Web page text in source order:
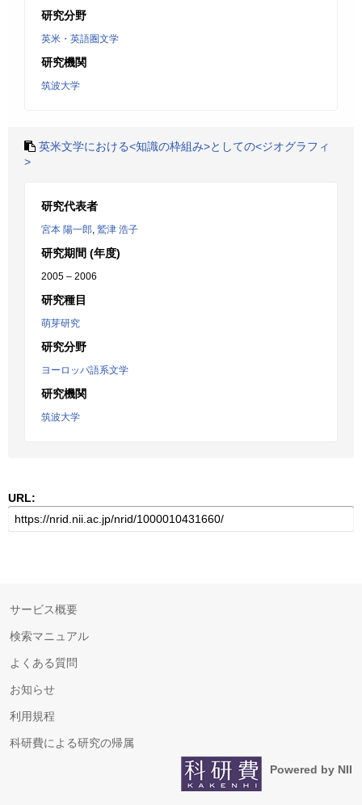
研究分野
英米・英語圏文学
研究機関
筑波大学
英米文学における<知識の枠組み>としての<ジオグラフィ
>
研究代表者
宮本 陽一郎, 鷲津 浩子
研究期間 (年度)
2005 – 2006
研究種目
萌芽研究
研究分野
ヨーロッパ語系文学
研究機関
筑波大学
URL:
サービス概要
検索マニュアル
よくある質問
お知らせ
利用規程
科研費による研究の帰属
Powered by NII